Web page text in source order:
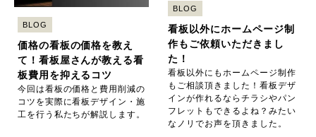
BLOG
価格の看板の価格を教え
て！看板屋さんが教える看
板費用を抑えるコツ
今回は看板の価格と費用削減の
コツを実際に看板デザイン・施
工を行う私たちが解説します。
BLOG
看板以外にホームページ制
作もご依頼いただきまし
た！
看板以外にもホームページ制作
もご相談頂きました！看板デザ
インが作れるならチラシやパン
フレットもできるよね？みたい
なノリでお声を頂きました。